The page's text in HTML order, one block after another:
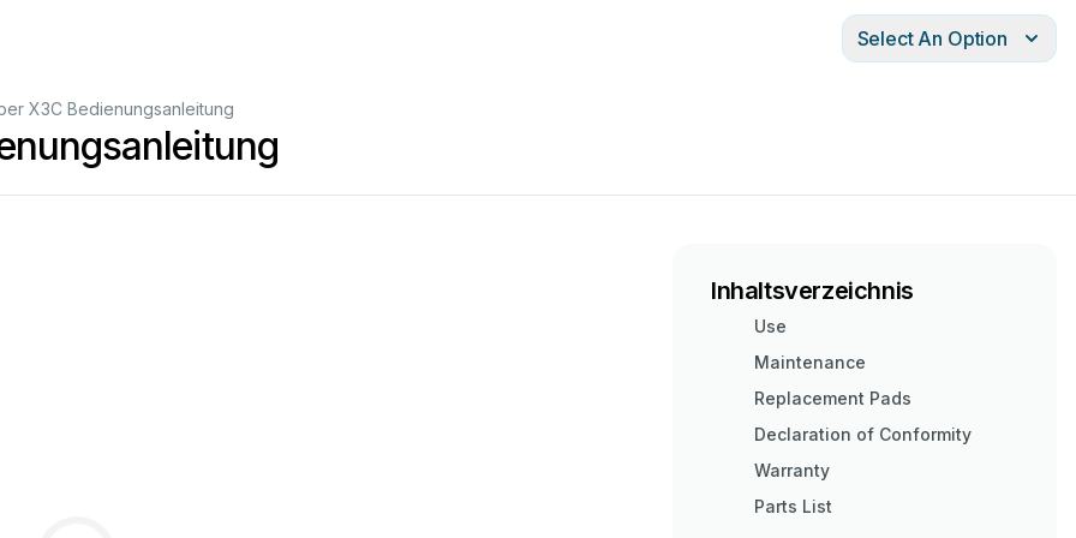
Select An Option
X3C Bedienungsanleitung
Inhaltsverzeichnis
Use
Maintenance
Replacement Pads
Declaration of Conformity
Warranty
Parts List